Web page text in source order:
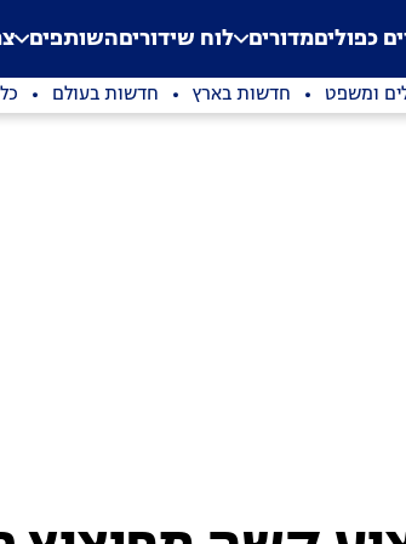
Application error: a
. כפוליםמדורים לוח שידוריםהשותפים
ומשפט חדשות בארץ חדשות בעולם